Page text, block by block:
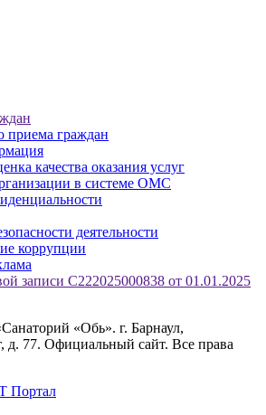
приема граждан
качества оказания услуг
в системе ОМС
деятельности
коррупции
записи С222025000838 от 01.01.2025
«Обь». г. Барнаул,
д. 77. Официальный сайт. Все права
Портал